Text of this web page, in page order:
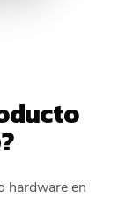
hardware en